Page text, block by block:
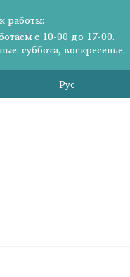
работы:
с 10-00 до 17-00.
суббота, воскресенье.
Рус